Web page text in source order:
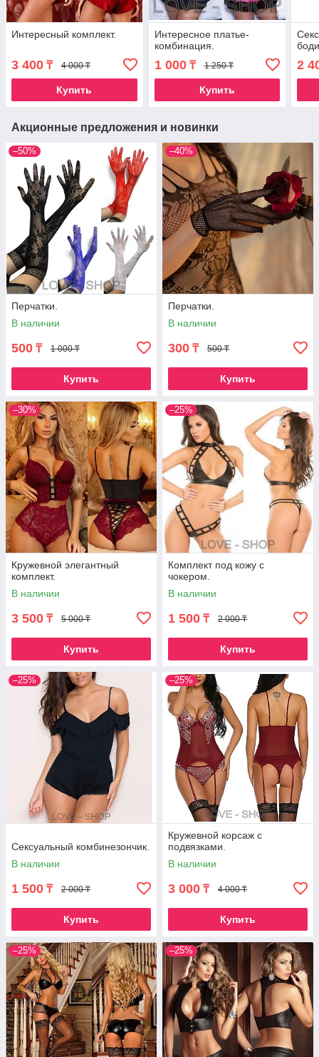
Интересный комплект.
3 400 ₸ 4 000 ₸
Купить
Интересное платье-
комбинация.
1 000₸ 1 250 ₸
Купить
2
Акционные предложения и новинки
–50%
Перчатки.
В наличии
500 ₸ 1 000 ₸
Купить
–40%
Перчатки.
В наличии
300 ₸ 500 ₸
Купить
–30%
Кружевной элегантный
комплект.
В наличии
3 500 ₸ 5 000 ₸
Купить
–25%
Комплект под кожу с
чокером.
В наличии
1 500 ₸ 2 000 ₸
Купить
–25%
Сексуальный комбинезончик.
В наличии
1 500 ₸ 2 000 ₸
Купить
–25%
Кружевной корсаж с
подвязками.
В наличии
3 000 ₸ 4 000 ₸
Купить
–25% –25%